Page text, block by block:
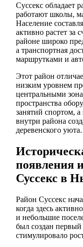
Суссекс обладает
работают школы,
Население
активно растет за
районе широко
а транспортная
маршрутками и
Этот район
низким уровнем
центральными
пространства
занятий спортом,
внутри района
деревенского уюта.
появления
Суссекс в
Район Суссекс
когда здесь
и небольшие
был создан
стимулировало